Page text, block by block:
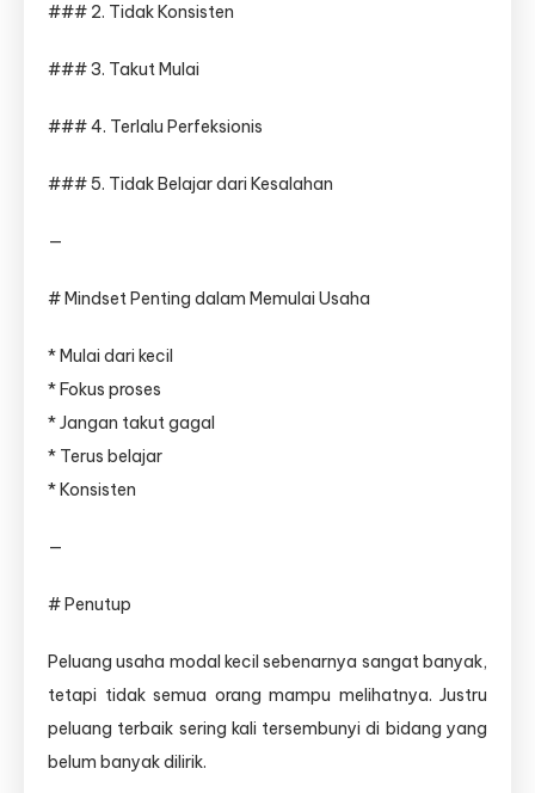
### 2. Tidak Konsisten
### 3. Takut Mulai
### 4. Terlalu Perfeksionis
### 5. Tidak Belajar dari Kesalahan
—
# Mindset Penting dalam Memulai Usaha
* Mulai dari kecil
* Fokus proses
* Jangan takut gagal
* Terus belajar
* Konsisten
—
# Penutup
Peluang usaha modal kecil sebenarnya sangat banyak,
tetapi tidak semua orang mampu melihatnya. Justru
peluang terbaik sering kali tersembunyi di bidang yang
belum banyak dilirik.